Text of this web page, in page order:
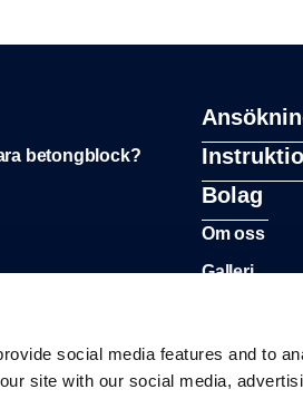
social media features and to
site with our social media,
betongblock?
Bolag
Om oss
Galleri